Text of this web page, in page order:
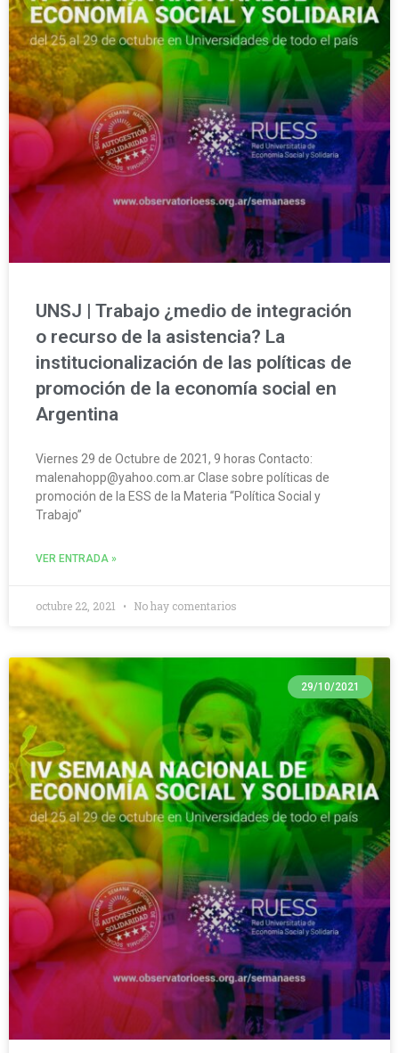
UNSJ | Trabajo ¿medio de integración
o recurso de la asistencia? La
institucionalización de las políticas de
promoción de la economía social en
Argentina
Viernes 29 de Octubre de 2021, 9 horas Contacto:
malenahopp@yahoo.com.ar Clase sobre políticas de
promoción de la ESS de la Materia “Política Social y
Trabajo”
VER ENTRADA »
octubre 22, 2021 No hay comentarios
29/10/2021